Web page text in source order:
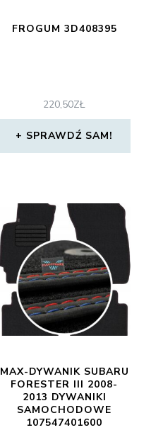
FROGUM 3D408395
220,50ZŁ
SPRAWDŹ SAM!
MAX-DYWANIK SUBARU
FORESTER III 2008-
2013 DYWANIKI
SAMOCHODOWE
107547401600